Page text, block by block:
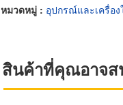
หมวดหมู่ : อุปกรณ์และเครื่องใช้
สินค้าที่คุณอาจส